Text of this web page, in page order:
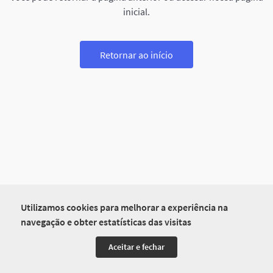
Utilizamos cookies para melhorar a experiência na
navegação e obter estatísticas das visitas
Aceitar e fechar
inicial.
Retornar ao início